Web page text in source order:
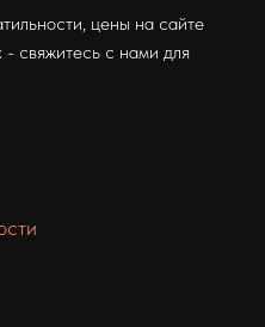
цены на сайте
- свяжитесь с нами для